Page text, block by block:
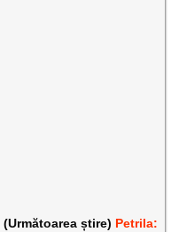
(Următoarea știre) Petrila: